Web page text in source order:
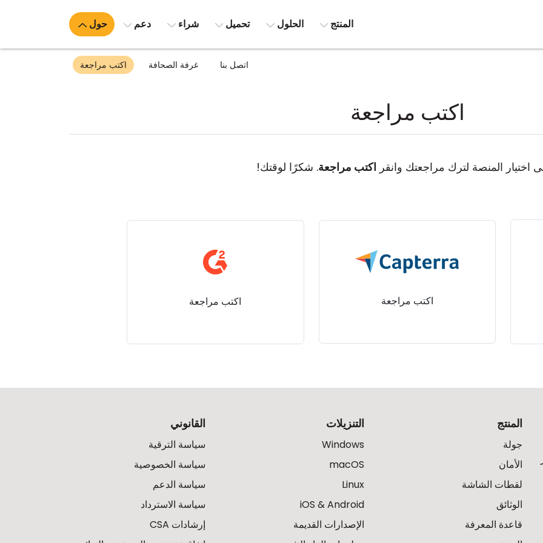
المنتج الحلول تحميل شراء دعم حول
اتصل بنا غرفة الصحافة اكتب مراجعة
اكتب مراجعة
اختيار المنصة لترك مراجعتك وانقر اكتب مراجعة. شكرًا لوقتك!
اكتب مراجعة اكتب مراجعة
المنتج
جولة
الأمان
لقطات الشاشة
الوثائق
قاعدة المعرفة
التنزيلات
Windows
macOS
Linux
iOS & Android
الإصدارات القديمة
القانوني
سياسة الترقية
سياسة الخصوصية
سياسة الدعم
سياسة الاسترداد
إرشادات CSA